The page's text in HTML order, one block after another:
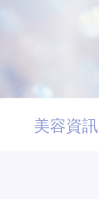
美容資訊